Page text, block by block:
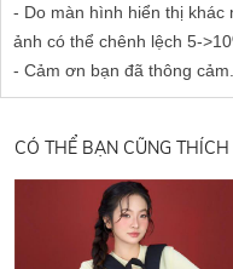
- Do màn hình hiển thị khác
ảnh có thể chênh lệch 5-
- Cảm ơn bạn đã thông cảm.
CÓ THỂ BẠN CŨNG THÍCH